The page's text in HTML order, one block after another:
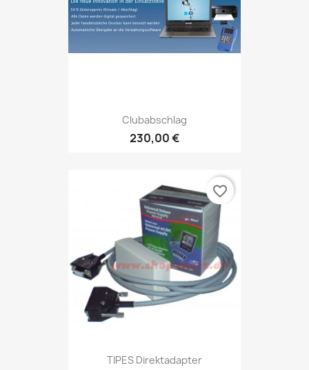
Clubabschlag
230,00 €
TIPES Direktadapter
favorite_border